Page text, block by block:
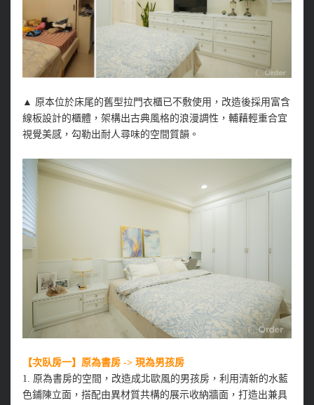
▲ 原本位於床尾的舊型拉門衣櫃已不敷使用，改造後採用富含
線板設計的櫃體，架構出古典風格的浪漫調性，輔藉輕重合宜
視覺美感，勾勒出耐人尋味的空間質韻。
【次臥房一】原為書房 -> 現為男孩房
1. 原為書房的空間，改造成北歐風的男孩房，利用清新的水藍
色鋪陳立面，搭配由異材質共構的展示收納牆面，打造出兼具